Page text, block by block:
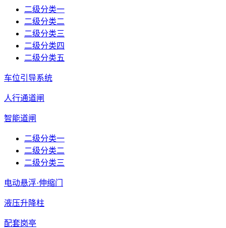
二级分类一
二级分类二
二级分类三
二级分类四
二级分类五
车位引导系统
人行通道闸
智能道闸
二级分类一
二级分类二
二级分类三
电动悬浮·伸缩门
液压升降柱
配套岗亭